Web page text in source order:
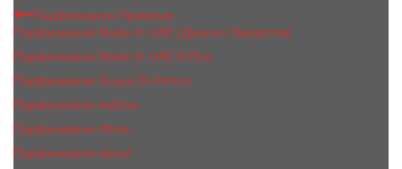
Парфюмерия Премиум
Парфюмерия Made In UAE (Духи из Эмиратов)
Парфюмерия Made In UAE A Plus
Парфюмерия Acqua Di Parma
Парфюмерия Adisha
Парфюмерия Afnan
Парфюмерия Ajmal